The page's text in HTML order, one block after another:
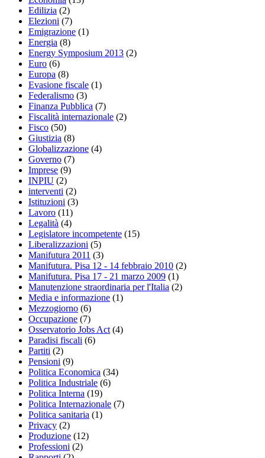
Edilizia (2)
Elezioni (7)
Emigrazione (1)
Energia (8)
Energy Symposium 2013 (2)
Euro (6)
Europa (8)
Evasione fiscale (1)
Federalismo (3)
Finanza Pubblica (7)
Fiscalità internazionale (2)
Fisco (50)
Giustizia (8)
Globalizzazione (4)
Governo (7)
Imprese (9)
INPIU (2)
interventi (2)
Istituzioni (3)
Lavoro (11)
Legalità (4)
Legislatore incompetente (15)
Liberalizzazioni (5)
Manifutura 2011 (3)
Manifutura. Pisa 12 - 14 febbraio 2010 (2)
Manifutura. Pisa 17 - 21 marzo 2009 (1)
Manutenzione straordinaria per l'Italia (2)
Media e informazione (1)
Mezzogiorno (6)
Occupazione (7)
Osservatorio Jobs Act (4)
Paradisi fiscali (6)
Partiti (2)
Pensioni (9)
Politica Economica (34)
Politica Industriale (6)
Politica Interna (19)
Politica Internazionale (7)
Politica sanitaria (1)
Privacy (2)
Produzione (12)
Professioni (2)